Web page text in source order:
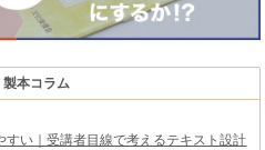
製本コラム
い｜受講者目線で考えるテキスト設計